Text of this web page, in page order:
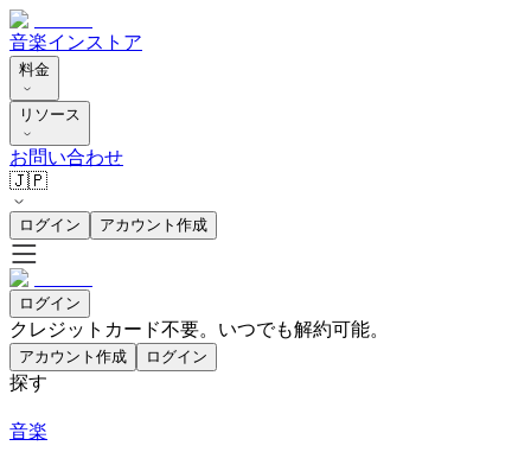
音楽インストア
料金
リソース
お問い合わせ
🇯🇵
ログイン アカウント作成
ログイン
クレジットカード不要。いつでも解約可能。
アカウント作成 ログイン
探す
音楽